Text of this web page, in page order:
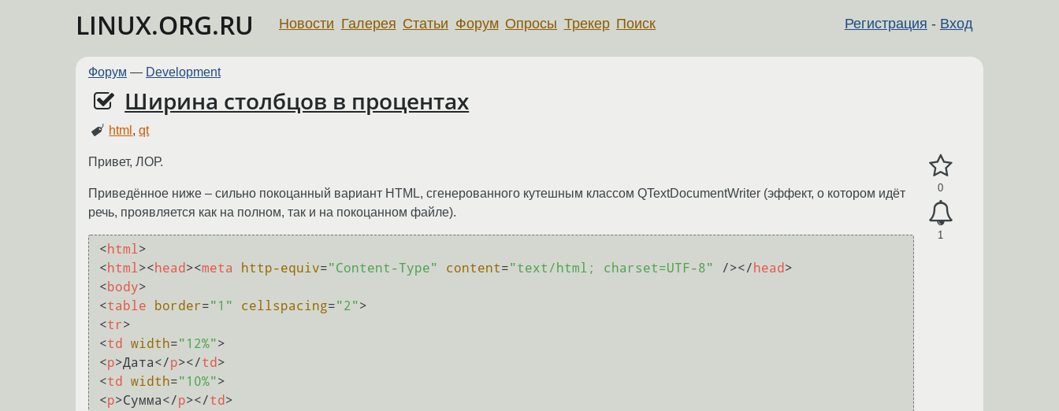
LINUX.ORG.RU Регистрация - Вход
Новости Галерея Статьи Форум Опросы Трекер Поиск
Форум — Development
Ширина столбцов в процентах
html ,qt
0
1
Привет, ЛОР.
Приведённое ниже – сильно покоцанный вариант HTML, сгенерованного кутешным классом QTextDocumentWriter (эффект, о котором идёт
речь, проявляется как на полном, так и на покоцанном файле).
<html>
<html><head ><meta http-equiv="Content-Type" content="text/html; charset=UTF-8" /></ head >
<body>
<table border="1" cellspacing="2">
<tr>
<td width="12%">
<p>Дата</p></td >
<td width="10%">
<p>Сумма</p></td >